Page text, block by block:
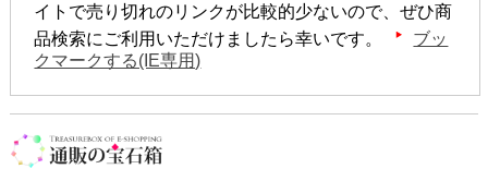
イトで売り切れのリンクが比較的少ないので、ぜひ商
品検索にご利用いただけましたら幸いです。
ブッ
クマークする(IE専用)